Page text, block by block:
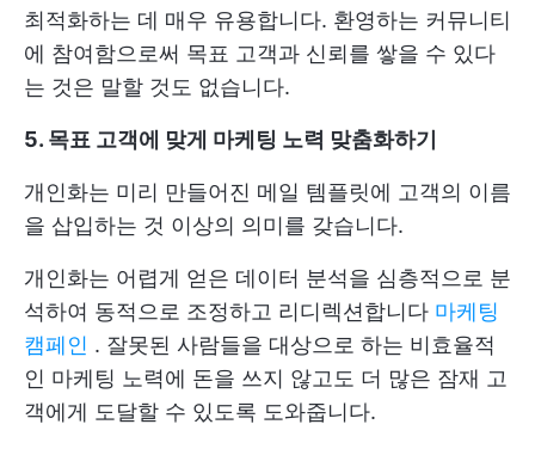
최적화하는 데 매우 유용합니다. 환영하는 커뮤니티
에 참여함으로써 목표 고객과 신뢰를 쌓을 수 있다
는 것은 말할 것도 없습니다.
5. 목표 고객에 맞게 마케팅 노력 맞춤화하기
개인화는 미리 만들어진 메일 템플릿에 고객의 이름
을 삽입하는 것 이상의 의미를 갖습니다.
개인화는 어렵게 얻은 데이터 분석을 심층적으로 분
석하여 동적으로 조정하고 리디렉션합니다 마케팅
캠페인 . 잘못된 사람들을 대상으로 하는 비효율적
인 마케팅 노력에 돈을 쓰지 않고도 더 많은 잠재 고
객에게 도달할 수 있도록 도와줍니다.